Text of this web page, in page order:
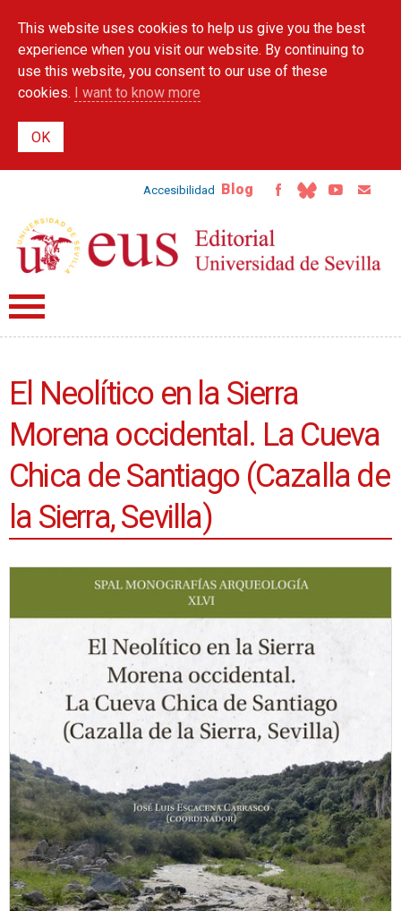
main
content
This website uses cookies to help us give you the best
experience when you visit our website. By continuing to
use this website, you consent to our use of these
cookies. I want to know more
Accesibilidad Blog
El Neolítico en la Sierra
Morena occidental. La Cueva
Chica de Santiago (Cazalla de
la Sierra, Sevilla)